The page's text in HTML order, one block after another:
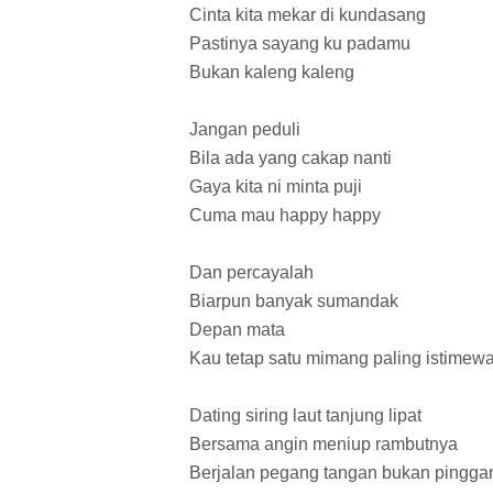
Cinta kita mekar di kundasang
Pastinya sayang ku padamu
Bukan kaleng kaleng
Jangan peduli
Bila ada yang cakap nanti
Gaya kita ni minta puji
Cuma mau happy happy
Dan percayalah
Biarpun banyak sumandak
Depan mata
Kau tetap satu mimang paling
Dating siring laut tanjung lipat
Bersama angin meniup rambutnya
Berjalan pegang tangan bukan